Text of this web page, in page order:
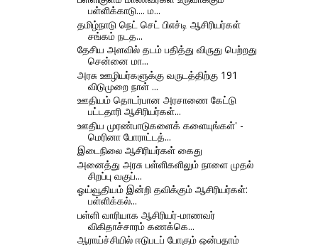
பள்ளிக்காடு.... ம...
தமிழ்நாடு நெட் செட் பிஎச்டி ஆசிரியர்கள்
சங்கம் நடத...
தேசிய அளவில் தடம் பதித்து விருது பெற்றது
சென்னை மா...
அரசு ஊழியர்களுக்கு வருடத்திற்கு 191
விடுமுறை நாள் ...
ஊதியம் தொடர்பான அரசாணை கேட்டு
பட்டதாரி ஆசிரியர்கள்...
ஊதிய முரண்பாடுகளைக் களையுங்கள்' -
மெரினா போராட்டத்...
இடைநிலை ஆசிரியர்கள் கைது
அனைத்து அரசு பள்ளிகளிலும் நாளை முதல்
சிறப்பு வகுப்...
ஓய்வூதியம் இன்றி தவிக்கும் ஆசிரியர்கள்:
பள்ளிக்கல்...
பள்ளி வாரியாக ஆசிரியர்-மாணவர்
விகிதாச்சாரம் கணக்கெ...
ஆராய்ச்சியில் ஈடுபடப் போகும் ஒன்பதாம்